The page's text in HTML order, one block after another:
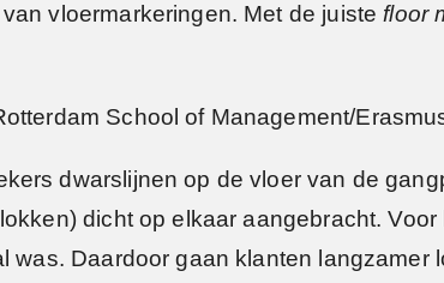
vloermarkeringen. Met de juistefloor
School of Management/
dwarslijnen op de vloer van de
dicht op elkaar aangebracht.
was. Daardoor gaan klanten